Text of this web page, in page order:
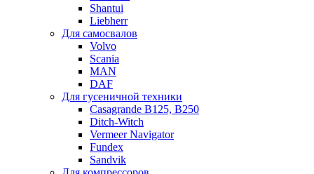
Shantui
Liebherr
Для самосвалов
Volvo
Scania
MAN
DAF
Для гусеничной техники
Casagrande B125, B250
Ditch-Witch
Vermeer Navigator
Fundex
Sandvik